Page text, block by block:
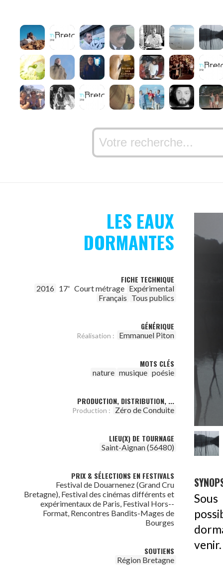
LES EAUX
DORMANTES
FICHE TECHNIQUE
2016 17' Court métrage Expérimental
Français Tous publics
GÉNÉRIQUE
Réalisation : Emmanuel Piton
MOTS CLÉS
nature musique poésie
PRODUCTION, DISTRIBUTION, ...
Production : Zéro de Conduite
LIEU(X) DE TOURNAGE
Saint-Aignan (56480)
PRIX & SÉLECTIONS EN FESTIVALS
Festival de Douarnenez (Grand Cru
Bretagne), Festival des cinémas différents et
expérimentaux de Paris, Festival Hors-­
Format, Rencontres Bandits-Mages de
Bourges
SOUTIENS
Région Bretagne
venir.